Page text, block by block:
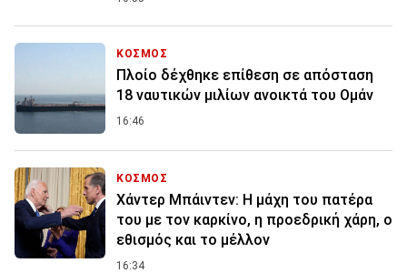
ΚΟΣΜΟΣ
Πλοίο δέχθηκε επίθεση σε απόσταση
18 ναυτικών μιλίων ανοικτά του Ομάν
16:46
ΚΟΣΜΟΣ
Χάντερ Μπάιντεν: Η μάχη του πατέρα
του με τον καρκίνο, η προεδρική χάρη, ο
εθισμός και το μέλλον
16:34